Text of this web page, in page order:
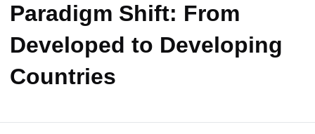
Paradigm Shift: From
Developed to Developing
Countries